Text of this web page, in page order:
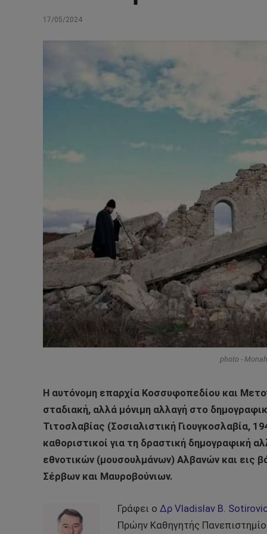
17/05/2024
photo -
Η αυτόνομη επαρχία Κοσσυφοπεδίου και
σταδιακή, αλλά μόνιμη αλλαγή στο
Τιτοσλαβίας (Σοσιαλιστική Γιουγκοσλαβία,
καθοριστικοί για τη δραστική δημογραφική
εθνοτικών (μουσουλμάνων) Αλβανών και εις
Σέρβων και Μαυροβούνιων.
Γράφει ο Δρ Vladislav B.
Πρώην Καθηγητής